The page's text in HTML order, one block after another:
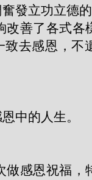
發立功立德
善了各式各
去感恩，不
中的人生。
感恩祝福，